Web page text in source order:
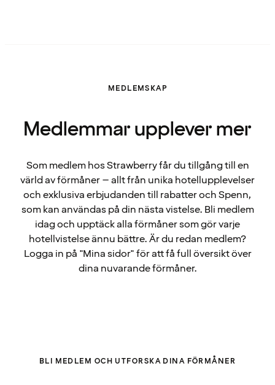
MEDLEMSKAP
Medlemmar upplever mer
Som medlem hos Strawberry får du tillgång till en
värld av förmåner – allt från unika hotellupplevelser
och exklusiva erbjudanden till rabatter och Spenn,
som kan användas på din nästa vistelse. Bli medlem
idag och upptäck alla förmåner som gör varje
hotellvistelse ännu bättre. Är du redan medlem?
Logga in på "Mina sidor" för att få full översikt över
dina nuvarande förmåner.
BLI MEDLEM OCH UTFORSKA DINA FÖRMÅNER